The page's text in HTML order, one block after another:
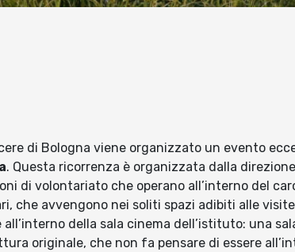
di Bologna viene organizzato un evento
. Questa ricorrenza è organizzata dalla
di volontariato che operano all’interno del
che avvengono nei soliti spazi adibiti alle
della sala cinema dell’istituto: una
originale, che non fa pensare di essere